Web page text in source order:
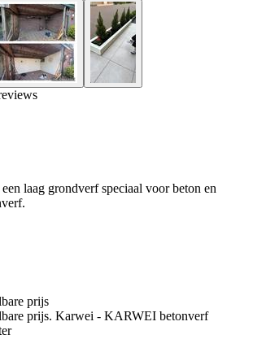
laag grondverf speciaal voor beton en
prijs
prijs. Karwei - KARWEI betonverf